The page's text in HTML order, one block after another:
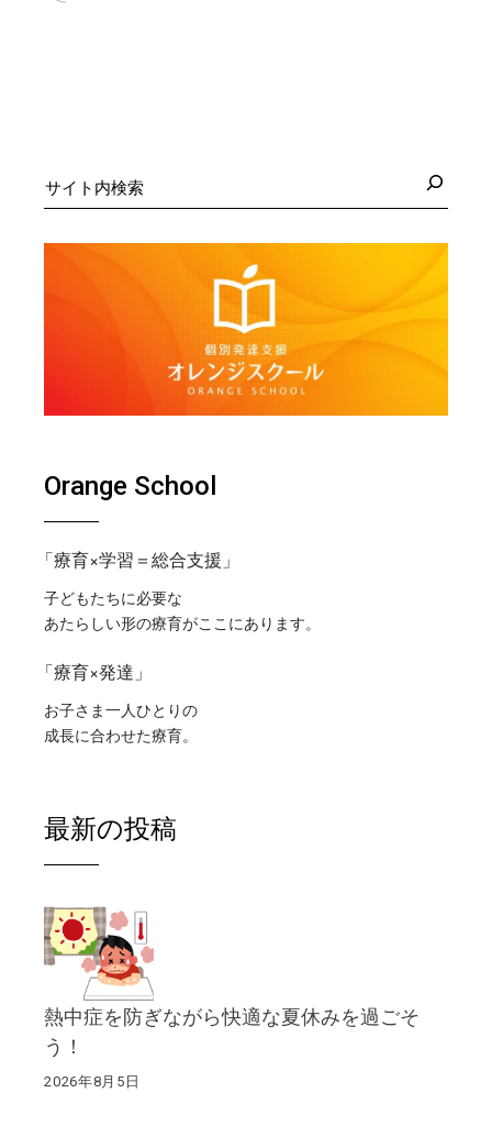
索
Orange School
「療育×学習＝総合支援」
子どもたちに必要な
あたらしい形の療育がここにあります。
「療育×発達」
お子さま一人ひとりの
成長に合わせた療育。
最新の投稿
熱中症を防ぎながら快適な夏休みを過ごそ
う！
2026年8月5日